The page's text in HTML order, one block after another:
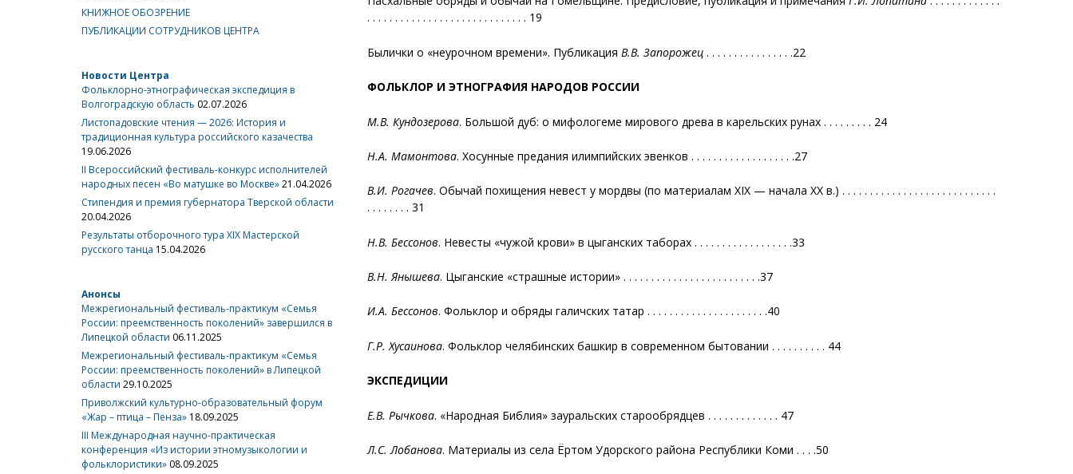
. . . . . . . . . . . . . . . . . . . . . . . . . . . . . 19
Былички о «неурочном времени». Публикация В.В. Запорожец . . . . . . . . . . . . . . . .22
ФОЛЬКЛОР И ЭТНОГРАФИЯ НАРОДОВ РОССИИ
М.В. Кундозерова. Большой дуб: о мифологеме мирового древа в карельских рунах . . . . . . . . . 24
Н.А. Мамонтова. Хосунные предания илимпийских эвенков . . . . . . . . . . . . . . . . . . .27
В.И. Рогачев. Обычай похищения невест у мордвы (по материалам XIX — начала ХХ в.) . . . . . . . . . . . . . . . . . . . . . . . . . . . .
. . . . . . . . 31
Н.В. Бессонов. Невесты «чужой крови» в цыганских таборах . . . . . . . . . . . . . . . . . .33
В.Н. Янышева. Цыганские «страшные истории» . . . . . . . . . . . . . . . . . . . . . . . . .37
И.А. Бессонов. Фольклор и обряды галичских татар . . . . . . . . . . . . . . . . . . . . . .40
Г.Р. Хусаинова. Фольклор челябинских башкир в современном бытовании . . . . . . . . . . 44
ЭКСПЕДИЦИИ
Е.В. Рычкова. «Народная Библия» зауральских старообрядцев . . . . . . . . . . . . . 47
Л.С. Лобанова. Материалы из села Ёртом Удорского района Республики Коми . . . .50
КНИЖНОЕ ОБОЗРЕНИЕ
ПУБЛИКАЦИИ СОТРУДНИКОВ ЦЕНТРА
Новости Центра
Фольклорно-этнографическая экспедиция в
Волгоградскую область 02.07.2026
Листопадовские чтения — 2026: История и
традиционная культура российского казачества
19.06.2026
II Всероссийский фестиваль-конкурс исполнителей
народных песен «Во матушке во Москве»21.04.2026
Стипендия и премия губернатора Тверской области
20.04.2026
Результаты отборочного тура XIX Мастерской
русского танца 15.04.2026
Анонсы
Межрегиональный фестиваль-практикум «Семья
России: преемственность поколений» завершился в
Липецкой области 06.11.2025
Межрегиональный фестиваль-практикум «Семья
России: преемственность поколений» в Липецкой
области 29.10.2025
Приволжский культурно-образовательный форум
«Жар – птица – Пенза» 18.09.2025
III Международная научно-практическая
конференция «Из истории этномузыкологии и
фольклористики» 08.09.2025